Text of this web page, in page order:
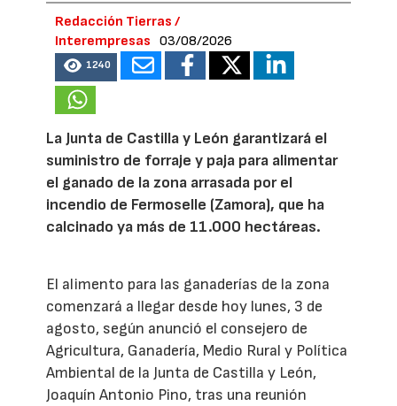
Redacción Tierras /
Interempresas
03/08/2026
1240
La Junta de Castilla y León garantizará el
suministro de forraje y paja para alimentar
el ganado de la zona arrasada por el
incendio de Fermoselle (Zamora), que ha
calcinado ya más de 11.000 hectáreas.
El alimento para las ganaderías de la zona
comenzará a llegar desde hoy lunes, 3 de
agosto, según anunció el consejero de
Agricultura, Ganadería, Medio Rural y Política
Ambiental de la Junta de Castilla y León,
Joaquín Antonio Pino, tras una reunión